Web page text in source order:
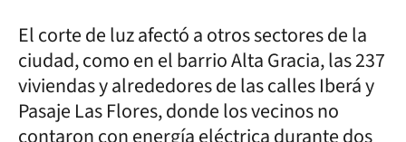
El corte de luz afectó a otros sectores de la
ciudad, como en el barrio Alta Gracia, las 237
viviendas y alrededores de las calles Iberá y
Pasaje Las Flores, donde los vecinos no